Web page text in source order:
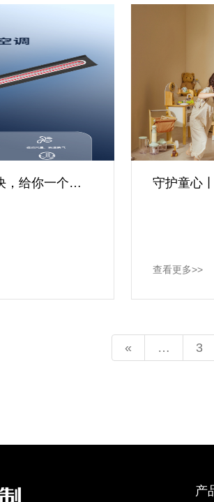
告别暗卫烦恼丨一招解决，给你一个清爽明亮的卫生间！
查看更多>>
« … 3
产